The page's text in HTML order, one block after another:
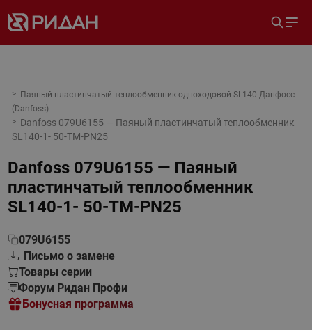
Паяный пластинчатый теплообменник одноходовой SL140 Данфосс
(Danfoss)
Danfoss 079U6155 — Паяный пластинчатый теплообменник
SL140-1- 50-TM-PN25
Danfoss 079U6155 — Паяный
пластинчатый теплообменник
SL140-1- 50-TM-PN25
079U6155
Письмо о замене
Товары серии
Форум Ридан Профи
Бонусная программа